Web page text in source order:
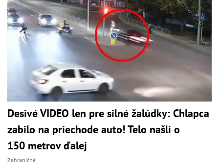
Desivé VIDEO len pre silné žalúdky: Chlapca
zabilo na priechode auto! Telo našli o
150 metrov ďalej
Zahraničné